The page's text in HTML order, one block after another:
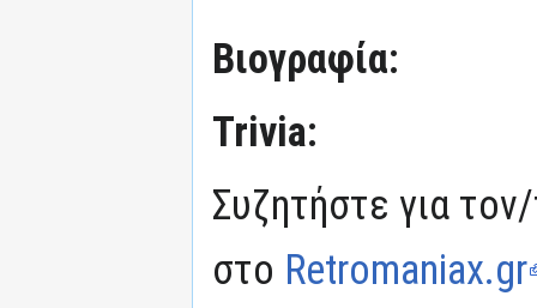
Βιογραφία:
Trivia:
Συζητήστε για
στο Retromaniax.gr